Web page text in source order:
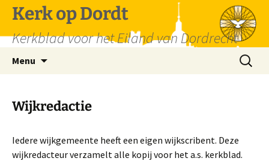
Spring
naar
inhoud
Kerk op Dordt
Kerkblad voor het Eiland van Dordrecht
Menu
Zoeken
naar:
Wijkredactie
Iedere wijkgemeente heeft een eigen wijkscribent. Deze
wijkredacteur verzamelt alle kopij voor het a.s. kerkblad.